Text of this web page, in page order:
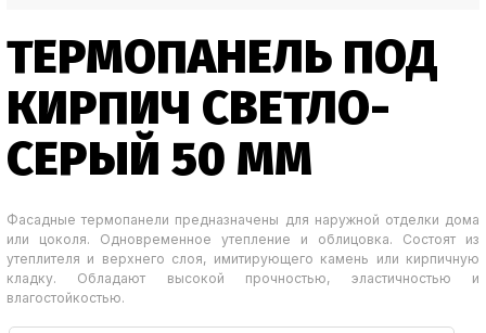
ТЕРМОПАНЕЛЬ ПОД
КИРПИЧ СВЕТЛО-
СЕРЫЙ 50 ММ
Фасадные термопанели предназначены для наружной отделки дома
или цоколя. Одновременное утепление и облицовка. Состоят из
утеплителя и верхнего слоя, имитирующего камень или кирпичную
кладку. Обладают высокой прочностью, эластичностью и
влагостойкостью.